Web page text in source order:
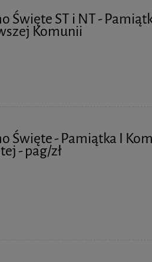
Święte ST i NT -
Komunii
Święte - Pamiątka I
- pag/zł